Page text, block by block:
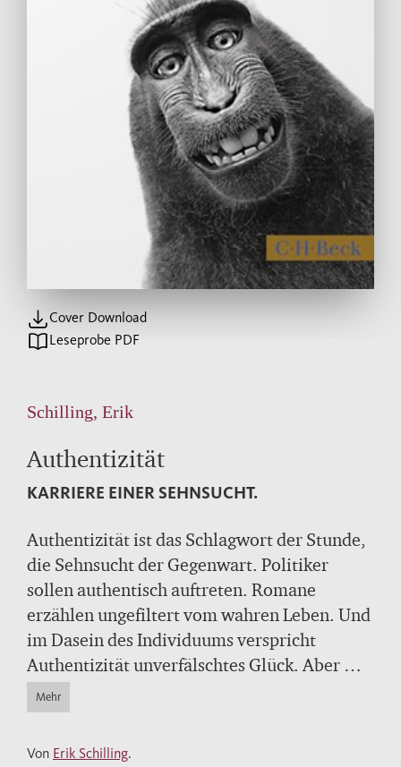
Cover Download
Leseprobe PDF
Schilling, Erik
Authentizität
KARRIERE EINER SEHNSUCHT.
Authentizität ist das Schlagwort der Stunde,
die Sehnsucht der Gegenwart. Politiker
sollen authentisch auftreten. Romane
erzählen ungefiltert vom wahren Leben. Und
im Dasein des Individuums verspricht
Authentizität unverfälschtes Glück. Aber was
ist der Preis? Erik Schilling beschreibt
glänzend und pointiert, wie sich der
Mehr
Von Erik Schilling.